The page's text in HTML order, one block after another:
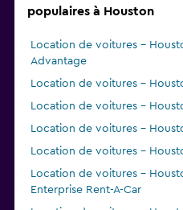
populaires à Houston
Location de voitures -
Advantage
Location de voitures -
Location de voitures -
Location de voitures -
Location de voitures -
Location de voitures -
Enterprise Rent-A-Car